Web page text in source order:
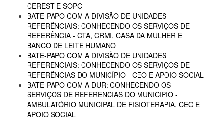
CEREST E SOPC
BATE-PAPO COM A DIVISÃO DE UNIDADES
REFERÊNCIAIS: CONHECENDO OS SERVIÇOS DE
REFERÊNCIA - CTA, CRMI, CASA DA MULHER E
BANCO DE LEITE HUMANO
BATE-PAPO COM A DIVISÃO DE UNIDADES
REFERENCIAIS: CONHECENDO OS SERVIÇOS DE
REFERÊNCIAS DO MUNICÍPIO - CEO E APOIO SOCIAL
BATE-PAPO COM A DUR: CONHECENDO OS
SERVIÇOS DE REFERÊNCIAS DO MUNICÍPIO -
AMBULATÓRIO MUNICIPAL DE FISIOTERAPIA, CEO E
APOIO SOCIAL